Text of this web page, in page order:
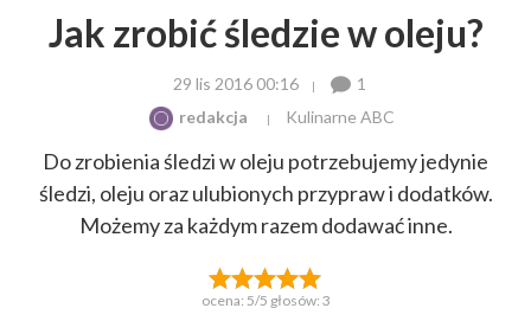
Jak zrobić śledzie w oleju?
29 lis 2016 00:16
1
redakcja
Kulinarne ABC
Do zrobienia śledzi w oleju potrzebujemy jedynie
śledzi, oleju oraz ulubionych przypraw i dodatków.
Możemy za każdym razem dodawać inne.
ocena: 5/5 głosów: 3